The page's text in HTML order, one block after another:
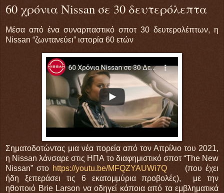
60 χρόνια Nissan σε 30 δευτερόλεπτα
Μέσα από ένα συναρπαστικό σποτ 30 δευτερολέπτων, η
Nissan “ζωντανεύει” ιστορία 60 ετών
Σηματοδοτώντας μια νέα πορεία από τον Απρίλιο του 2021,
η Nissan λάνσαρε στις ΗΠΑ το διαφημιστικό σποτ “The New
Nissan” στο https://youtu.be/MFQZYAUWi7Q (που έχει
ήδη ξεπεράσει τις 6 εκατομμύρια προβολές), με την
ηθοποιό Brie Larson να οδηγεί κάποια από τα εμβληματικά